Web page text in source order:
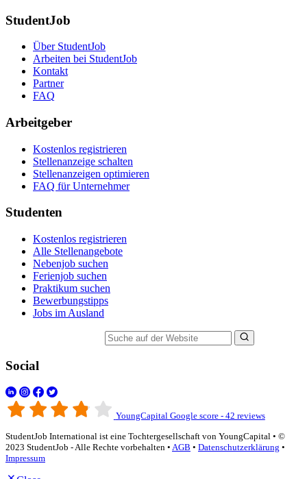
StudentJob
Über StudentJob
Arbeiten bei StudentJob
Kontakt
Partner
FAQ
Arbeitgeber
Kostenlos registrieren
Stellenanzeige schalten
Stellenanzeigen optimieren
FAQ für Unternehmer
Studenten
Kostenlos registrieren
Alle Stellenangebote
Nebenjob suchen
Ferienjob suchen
Praktikum suchen
Bewerbungstipps
Jobs im Ausland
Social
YoungCapital Google score - 42 reviews
StudentJob International ist eine Tochtergesellschaft von YoungCapital • ©
2023 StudentJob - Alle Rechte vorbehalten • AGB • Datenschutzerklärung •
Impressum